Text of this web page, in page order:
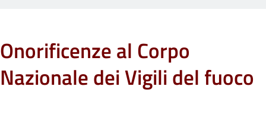
Onorificenze al Corpo
Nazionale dei Vigili del fuoco